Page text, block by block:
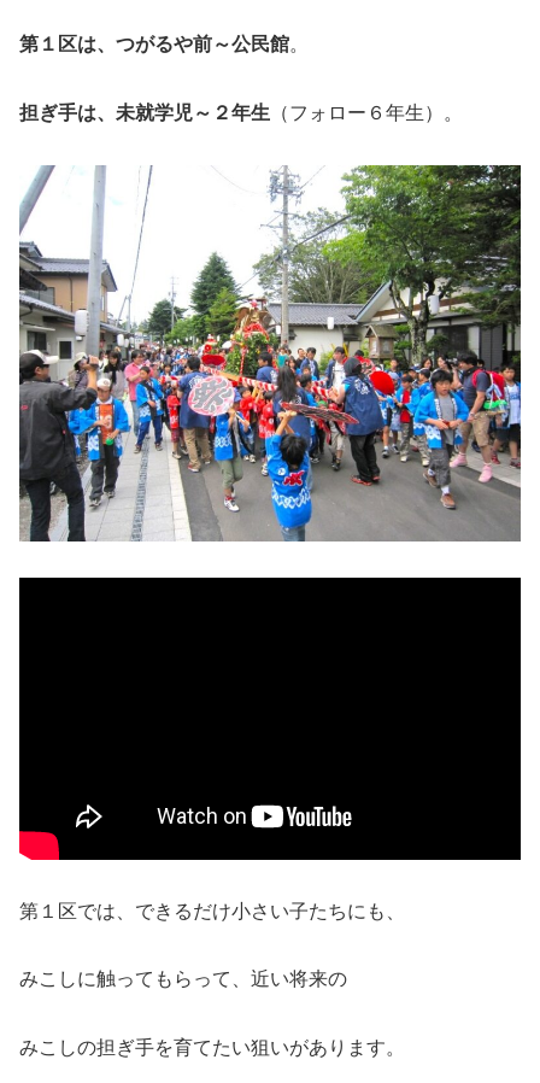
第１区は、つがるや前～公民館。
担ぎ手は、未就学児～２年生 （フォロー６年生）。
第１区では、できるだけ小さい子たちにも、
みこしに触ってもらって、近い将来の
みこしの担ぎ手を育てたい狙いがあります。